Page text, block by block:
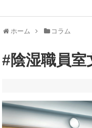
ホーム コラム
#陰湿職員